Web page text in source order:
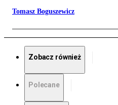
Tomasz Boguszewicz
Zobacz również
Polecane